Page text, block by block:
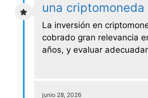
una criptomoneda
La inversión en
cobrado gran relevancia
años, y evaluar
junio 28, 2026